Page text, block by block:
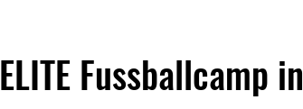
ELITE Fussballcamp